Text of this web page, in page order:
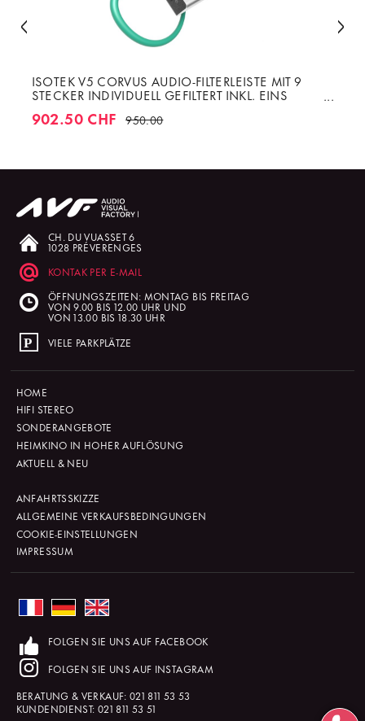
ISOTEK V5 CORVUS AUDIO-FILTERLEISTE MIT 9
STECKER INDIVIDUELL GEFILTERT INKL. EINS
902.50 CHF 950.00
CH. DU VUASSET 6
1028 PRÉVERENGES
KONTAK PER E-MAIL
ÖFFNUNGSZEITEN: MONTAG BIS FREITAG
VON 9.00 BIS 12.00 UHR UND
VON 13.00 BIS 18.30 UHR
VIELE PARKPLÄTZE
HOME
HIFI STEREO
SONDERANGEBOTE
HEIMKINO IN HOHER AUFLÖSUNG
AKTUELL & NEU
ANFAHRTSSKIZZE
ALLGEMEINE VERKAUFSBEDINGUNGEN
COOKIE-EINSTELLUNGEN
IMPRESSUM
FOLGEN SIE UNS AUF FACEBOOK
FOLGEN SIE UNS AUF INSTAGRAM
BERATUNG & VERKAUF: 021 811 53 53
KUNDENDIENST: 021 811 53 51